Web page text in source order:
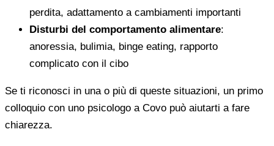
perdita, adattamento a cambiamenti importanti
Disturbi del comportamento alimentare:
anoressia, bulimia, binge eating, rapporto
complicato con il cibo
Se ti riconosci in una o più di queste situazioni, un primo
colloquio con uno psicologo a Covo può aiutarti a fare
chiarezza.